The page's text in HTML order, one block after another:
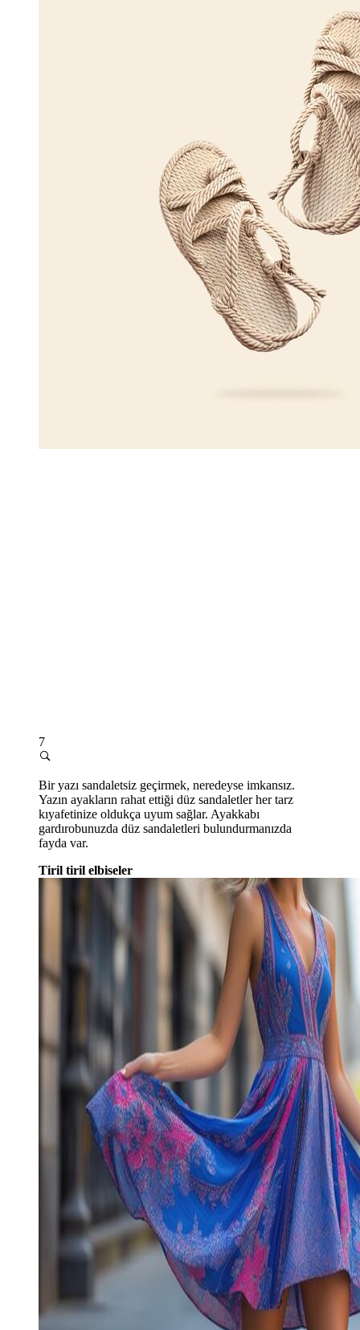
7
Bir yazı sandaletsiz geçirmek, neredeyse imkansız.
Yazın ayakların rahat ettiği düz sandaletler her tarz
kıyafetinize oldukça uyum sağlar. Ayakkabı
gardırobunuzda düz sandaletleri bulundurmanızda
fayda var.
Tiril tiril elbiseler